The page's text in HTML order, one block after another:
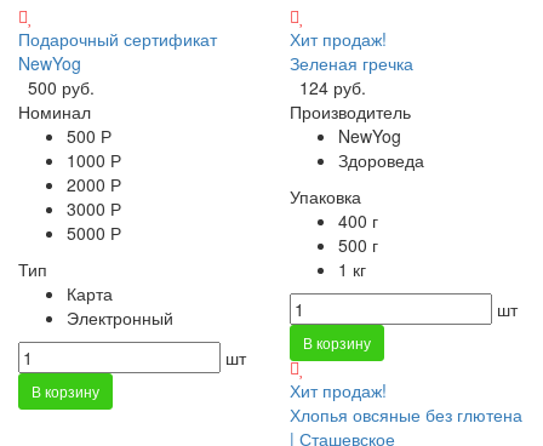
Подарочный сертификат
NewYog
500 руб.
Номинал
500 Р
1000 Р
2000 Р
3000 Р
5000 Р
Тип
Карта
Электронный
шт
В корзину
Хит продаж!
Зеленая гречка
124 руб.
Производитель
NewYog
Здороведа
Упаковка
400 г
500 г
1 кг
шт
В корзину
Хит продаж!
Хлопья овсяные без глютена
| Сташевское